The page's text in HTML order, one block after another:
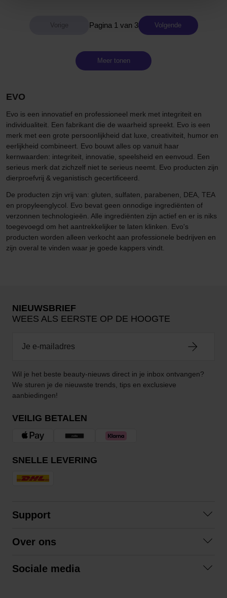
Pagina 1 van 3 Volgende
Meer tonen
EVO
Evo is een innovatief en professioneel merk met integriteit en
individualiteit. Een fabrikant die de waarheid spreekt. Evo is een
merk met een grote persoonlijkheid dat luxe, creativiteit, humor en
eerlijkheid combineert. Evo bouwt alles op vanuit haar
kernwaarden: integriteit, innovatie, speelsheid en eenvoud. Een
serieus merk dat zichzelf niet te serieus neemt. Evo producten zijn
dierproefvrij & veganistisch gecertificeerd.
De producten zijn vrij van: gluten, sulfaten, parabenen, DEA, TEA
en propyleenglycol. Evo bevat geen onnodige ingrediënten of
verzonnen technologieën. Alle ingrediënten zijn actief en er is niks
toegevoegd om het aantrekkelijker te laten klinken. Evo's
producten worden alleen verkocht aan professionele bedrijven en
zijn overal te vinden waar je goede kappers vindt.
NIEUWSBRIEF
WEES ALS EERSTE OP DE HOOGTE
Wil je het beste beauty-nieuws direct in je inbox ontvangen?
We sturen je de nieuwste trends, tips en exclusieve
aanbiedingen!
VEILIG BETALEN
SNELLE LEVERING
Support
Retourneren
Over ons
Sociale media